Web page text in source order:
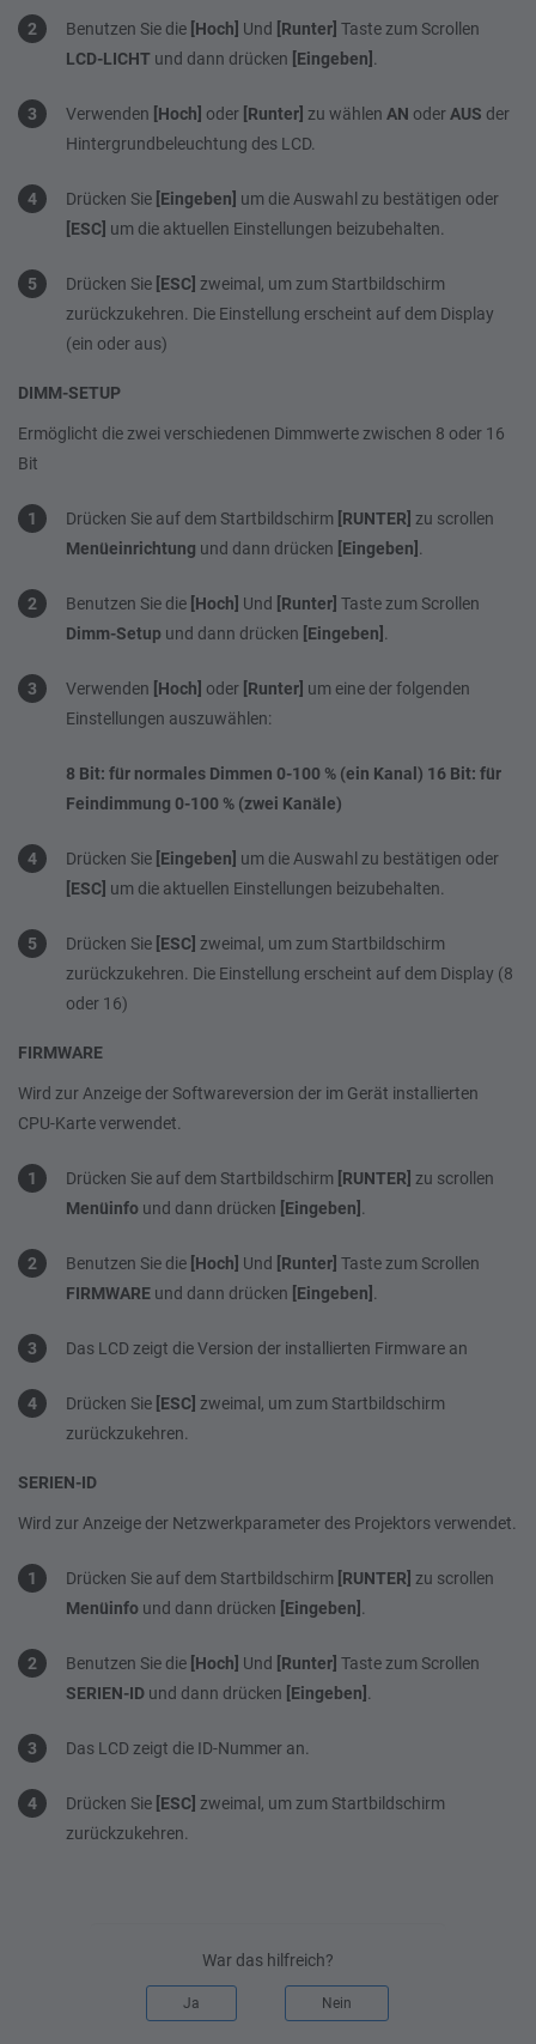
Benutzen Sie die [Hoch] Und [Runter] Taste zum Scrollen
LCD-LICHT und dann drücken [Eingeben]
Verwenden [Hoch] oder [Runter] zu wählen AN oderAUS der
Hintergrundbeleuchtung des LCD.
Drücken Sie [Eingeben] um die Auswahl zu bestätigen oder
[ESC] um die aktuellen Einstellungen beizubehalten.
Drücken Sie [ESC] zweimal, um zum Startbildschirm
zurückzukehren. Die Einstellung erscheint auf dem Display
(ein oder aus)
DIMM-SETUP
Ermöglicht die zwei verschiedenen Dimmwerte zwischen 8 oder 16
Bit
Drücken Sie auf dem Startbildschirm [RUNTER] zu scrollen
Menüeinrichtung und dann drücken [Eingeben]
Benutzen Sie die [Hoch] Und [Runter] Taste zum Scrollen
Dimm-Setup und dann drücken [Eingeben]
Verwenden [Hoch] oder [Runter] um eine der folgenden
Einstellungen auszuwählen:
8 Bit: für normales Dimmen 0-100 % (ein Kanal) 16 Bit: für
Feindimmung 0-100 % (zwei Kanäle)
Drücken Sie [Eingeben] um die Auswahl zu bestätigen oder
[ESC] um die aktuellen Einstellungen beizubehalten.
Drücken Sie [ESC] zweimal, um zum Startbildschirm
zurückzukehren. Die Einstellung erscheint auf dem Display (8
oder 16)
FIRMWARE
Wird zur Anzeige der Softwareversion der im Gerät installierten
CPU-Karte verwendet.
Drücken Sie auf dem Startbildschirm [RUNTER] zu scrollen
Menüinfo und dann drücken [Eingeben]
Benutzen Sie die [Hoch] Und [Runter] Taste zum Scrollen
FIRMWARE und dann drücken [Eingeben]
Das LCD zeigt die Version der installierten Firmware an
Drücken Sie [ESC] zweimal, um zum Startbildschirm
zurückzukehren.
SERIEN-ID
Wird zur Anzeige der Netzwerkparameter des Projektors verwendet.
Drücken Sie auf dem Startbildschirm [RUNTER] zu scrollen
Menüinfo und dann drücken [Eingeben]
Benutzen Sie die [Hoch] Und [Runter] Taste zum Scrollen
SERIEN-ID und dann drücken [Eingeben]
Das LCD zeigt die ID-Nummer an.
Drücken Sie [ESC] zweimal, um zum Startbildschirm
zurückzukehren.
War das hilfreich?
Ja Nein